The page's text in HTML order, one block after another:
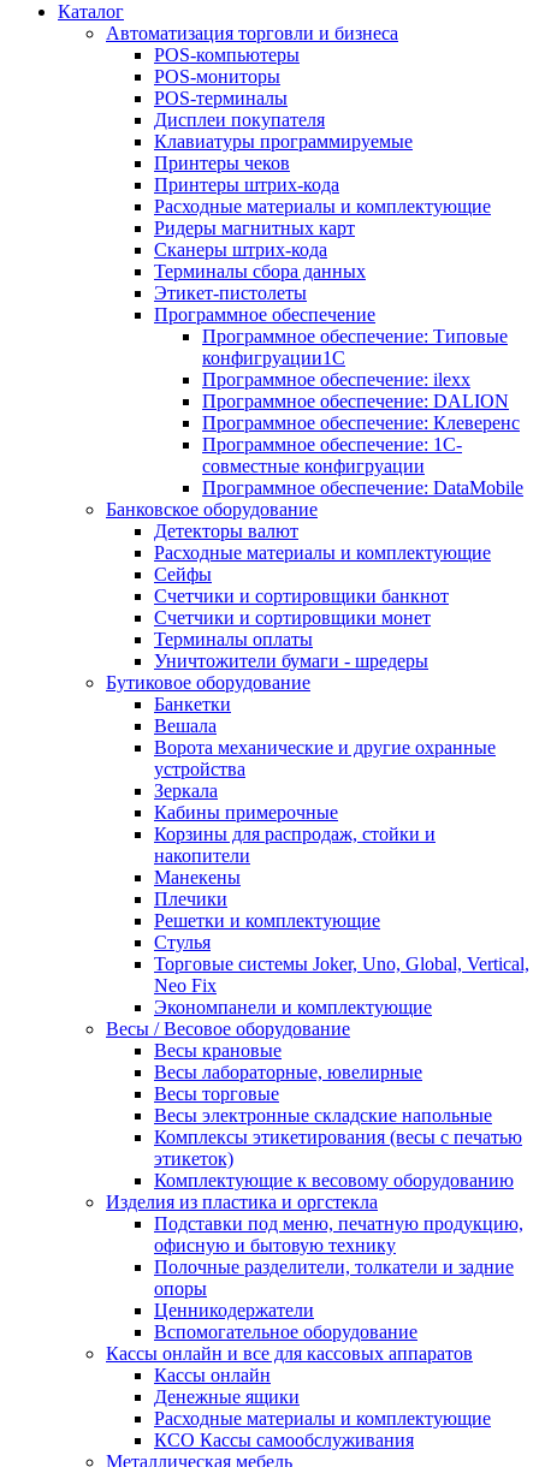
Каталог
Автоматизация торговли и бизнеса
POS-компьютеры
POS-мониторы
POS-терминалы
Дисплеи покупателя
Клавиатуры программируемые
Принтеры чеков
Принтеры штрих-кода
Расходные материалы и комплектующие
Ридеры магнитных карт
Сканеры штрих-кода
Терминалы сбора данных
Этикет-пистолеты
Программное обеспечение
Программное обеспечение: Типовые
конфигруации1С
Программное обеспечение: ilexx
Программное обеспечение: DALION
Программное обеспечение: Клеверенс
Программное обеспечение: 1С-
совместные конфигруации
Программное обеспечение: DataMobile
Банковское оборудование
Детекторы валют
Расходные материалы и комплектующие
Сейфы
Счетчики и сортировщики банкнот
Счетчики и сортировщики монет
Терминалы оплаты
Уничтожители бумаги - шредеры
Бутиковое оборудование
Банкетки
Вешала
Ворота механические и другие охранные
устройства
Зеркала
Кабины примерочные
Корзины для распродаж, стойки и
накопители
Манекены
Плечики
Решетки и комплектующие
Стулья
Торговые системы Joker, Uno, Global, Vertical,
Neo Fix
Экономпанели и комплектующие
Весы / Весовое оборудование
Весы крановые
Весы лабораторные, ювелирные
Весы торговые
Весы электронные складские напольные
Комплексы этикетирования (весы с печатью
этикеток)
Комплектующие к весовому оборудованию
Изделия из пластика и оргстекла
Подставки под меню, печатную продукцию,
офисную и бытовую технику
Полочные разделители, толкатели и задние
опоры
Ценникодержатели
Вспомогательное оборудование
Кассы онлайн и все для кассовых аппаратов
Кассы онлайн
Денежные ящики
Расходные материалы и комплектующие
КСО Кассы самообслуживания
Металлическая мебель